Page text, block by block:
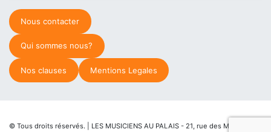
Nous contacter
Qui sommes nous?
Nos clauses Mentions Legales
© Tous droits réservés. | LES MUSICIENS AU PALAIS - 21, rue des Martyrs de